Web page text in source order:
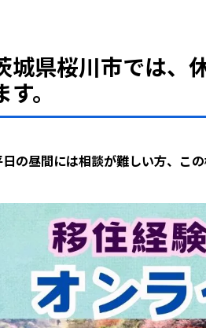
城県桜川市では、
す。
の昼間には相談が難しい方、こ